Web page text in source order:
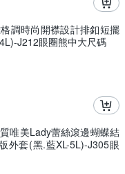
調時尚開襟設計排釦短擺
J212眼圈熊中大尺碼
唯美Lady蕾絲滾邊蝴蝶結
外套(黑.藍XL-5L)-J305眼